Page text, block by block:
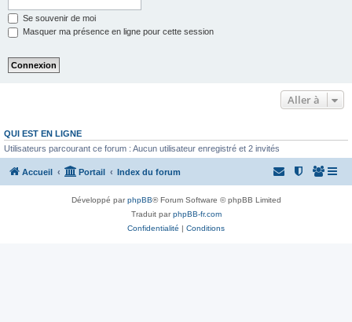
Se souvenir de moi
Masquer ma présence en ligne pour cette session
Aller à
QUI EST EN LIGNE
Utilisateurs parcourant ce forum : Aucun utilisateur enregistré et 2 invités
Accueil Portail Index du forum
Développé parphpBB® Forum Software © phpBB Limited
Traduit parphpBB-fr.com
Confidentialité | Conditions